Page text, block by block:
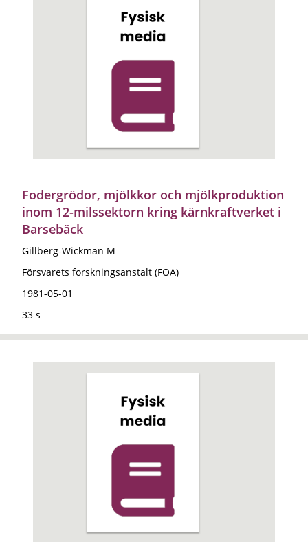
Fodergrödor, mjölkkor och mjölkproduktion
inom 12-milssektorn kring kärnkraftverket i
Barsebäck
Gillberg-Wickman M
Försvarets forskningsanstalt (FOA)
1981-05-01
33 s